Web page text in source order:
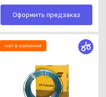
Оформить предзаказ
нет в наличии